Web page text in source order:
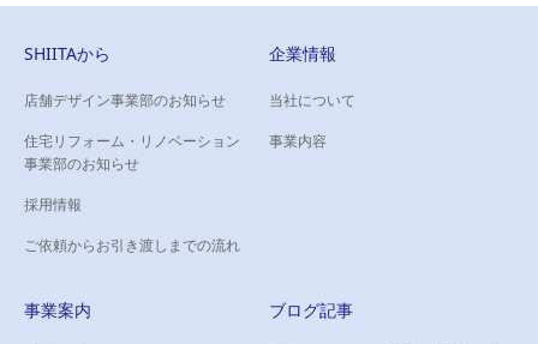
SHIITAから
店舗デザイン事業部のお知らせ
住宅リフォーム・リノベーション
事業部のお知らせ
採用情報
ご依頼からお引き渡しまでの流れ
企業情報
当社について
事業内容
事業案内 ブログ記事